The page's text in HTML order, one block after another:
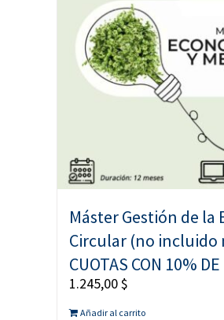
Máster Gestión de la
Circular (no incluido
CUOTAS CON 10%
1.245,00$
Añadir al carrito